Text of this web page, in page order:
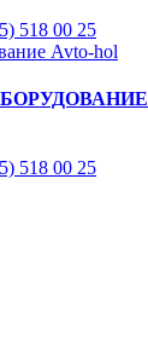
518 00 25
Avto-hol
518 00 25